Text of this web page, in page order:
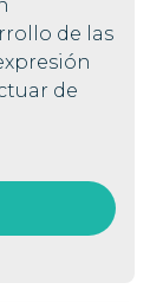
de las
de